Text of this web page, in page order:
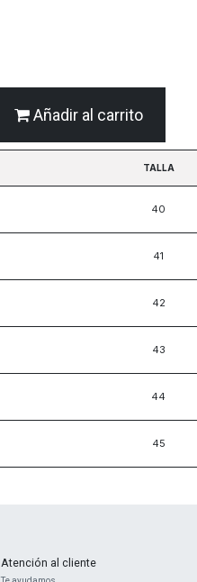
Añadir al carrito
TALLA
40
41
42
43
44
45
Atención al cliente